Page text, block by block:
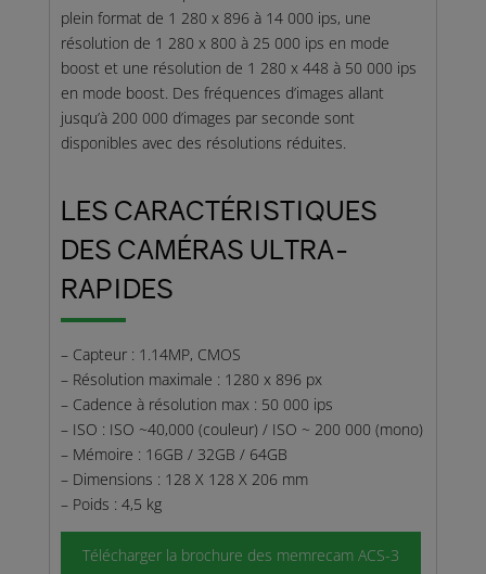
plein format de 1 280 x 896 à 14 000 ips, une
résolution de 1 280 x 800 à 25 000 ips en mode
boost et une résolution de 1 280 x 448 à 50 000 ips
en mode boost. Des fréquences d’images allant
jusqu’à 200 000 d’images par seconde sont
disponibles avec des résolutions réduites.
LES CARACTÉRISTIQUES
DES CAMÉRAS ULTRA-
RAPIDES
– Capteur : 1.14MP, CMOS
– Résolution maximale : 1280 x 896 px
– Cadence à résolution max : 50 000 ips
– ISO : ISO ~40,000 (couleur) / ISO ~ 200 000 (mono)
– Mémoire : 16GB / 32GB / 64GB
– Dimensions : 128 X 128 X 206 mm
– Poids : 4,5 kg
Télécharger la brochure des memrecam ACS-3